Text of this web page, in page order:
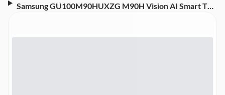
Samsung GU100M90HUXZG M90H Vision AI Smart TV
Aufnahmefunktion, 144 Hz, Tizen)